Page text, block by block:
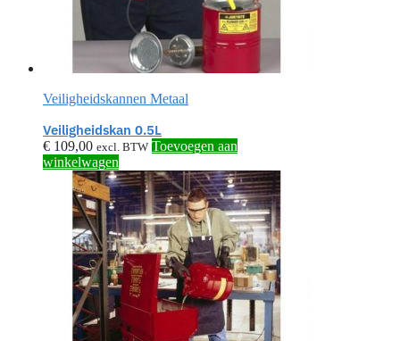
Veiligheidskannen Metaal
Veiligheidskan 0.5L
€ 109,00 excl. BTW Toevoegen aan
winkelwagen